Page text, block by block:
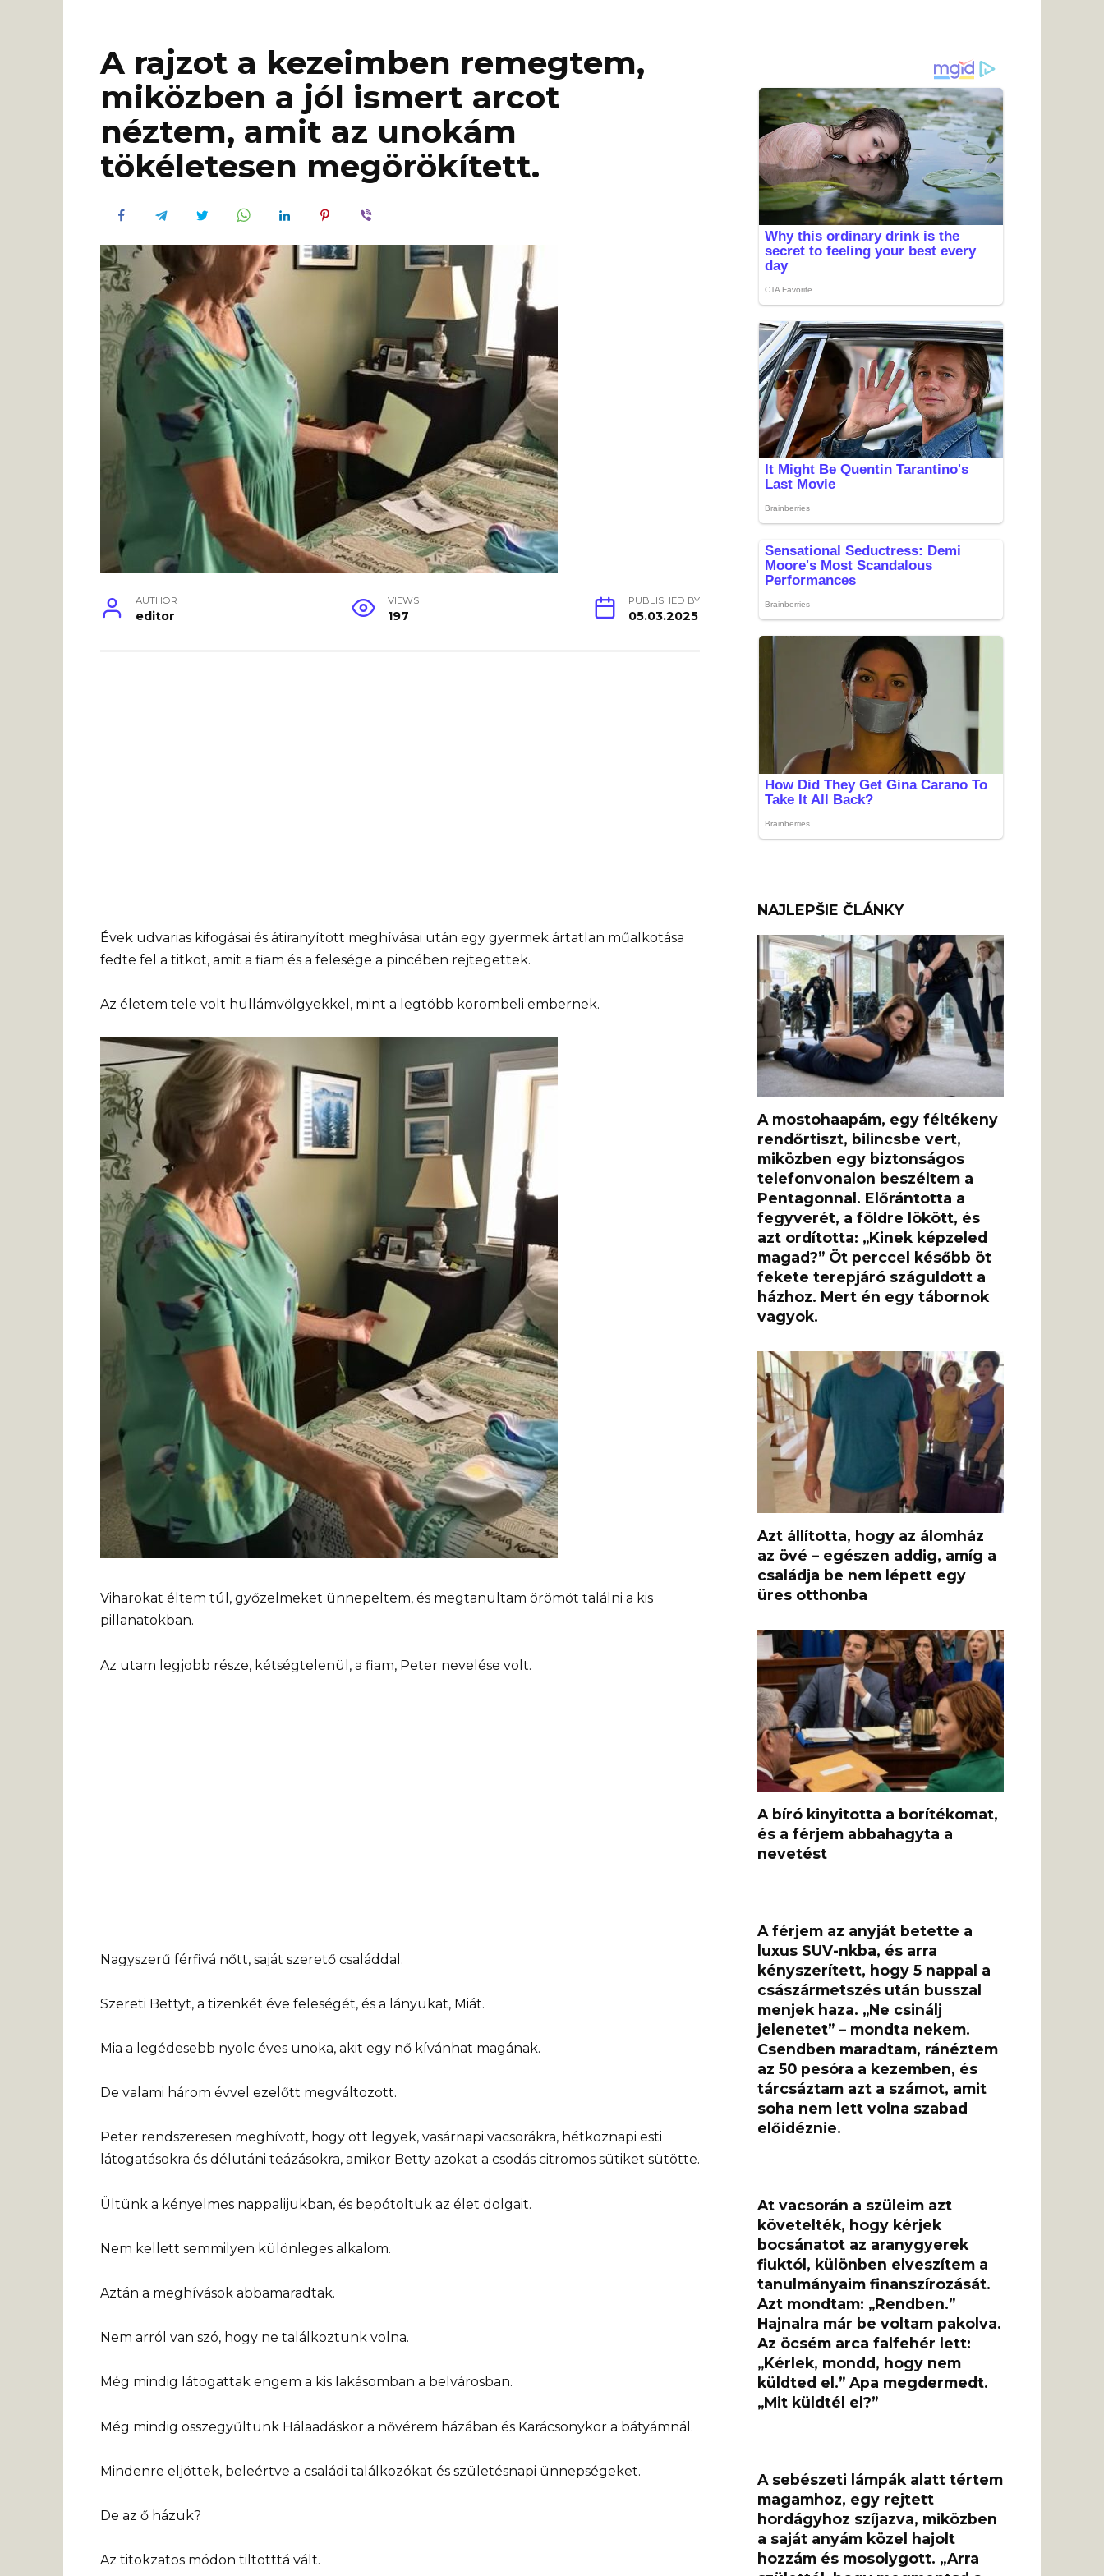
A rajzot a kezeimben remegtem,
miközben a jól ismert arcot
néztem, amit az unokám
tökéletesen megörökített.
AUTHOR
editor
VIEWS
197
PUBLISHED BY
05.03.2025
Évek udvarias kifogásai és átiranyított meghívásai után egy gyermek ártatlan műalkotása
fedte fel a titkot, amit a fiam és a felesége a pincében rejtegettek.
Az életem tele volt hullámvölgyekkel, mint a legtöbb korombeli embernek.
Viharokat éltem túl, győzelmeket ünnepeltem, és megtanultam örömöt találni a kis
pillanatokban.
Az utam legjobb része, kétségtelenül, a fiam, Peter nevelése volt.
Nagyszerű férfivá nőtt, saját szerető családdal.
Szereti Bettyt, a tizenkét éve feleségét, és a lányukat, Miát.
Mia a legédesebb nyolc éves unoka, akit egy nő kívánhat magának.
De valami három évvel ezelőtt megváltozott.
Peter rendszeresen meghívott, hogy ott legyek, vasárnapi vacsorákra, hétköznapi esti
látogatásokra és délutáni teázásokra, amikor Betty azokat a csodás citromos sütiket sütötte.
Ültünk a kényelmes nappalijukban, és bepótoltuk az élet dolgait.
Nem kellett semmilyen különleges alkalom.
Aztán a meghívások abbamaradtak.
Nem arról van szó, hogy ne találkoztunk volna.
Még mindig látogattak engem a kis lakásomban a belvárosban.
Még mindig összegyűltünk Hálaadáskor a nővérem házában és Karácsonykor a bátyámnál.
Mindenre eljöttek, beleértve a családi találkozókat és születésnapi ünnepségeket.
De az ő házuk?
Az titokzatos módon tiltotttá vált.
NAJLEPŠIE ČLÁNKY
A mostohaapám, egy féltékeny
rendőrtiszt, bilincsbe vert,
miközben egy biztonságos
telefonvonalon beszéltem a
Pentagonnal. Előrántotta a
fegyverét, a földre lökött, és
azt ordította: „Kinek képzeled
magad?” Öt perccel később öt
fekete terepjáró száguldott a
házhoz. Mert én egy tábornok
vagyok.
Azt állította, hogy az álomház
az övé – egészen addig, amíg a
családja be nem lépett egy
üres otthonba
A bíró kinyitotta a borítékomat,
és a férjem abbahagyta a
nevetést
A férjem az anyját betette a
luxus SUV-nkba, és arra
kényszerített, hogy 5 nappal a
császármetszés után busszal
menjek haza. „Ne csinálj
jelenetet” – mondta nekem.
Csendben maradtam, ránéztem
az 50 pesóra a kezemben, és
tárcsáztam azt a számot, amit
soha nem lett volna szabad
előidéznie.
At vacsorán a szüleim azt
követelték, hogy kérjek
bocsánatot az aranygyerek
fiuktól, különben elveszítem a
tanulmányaim finanszírozását.
Azt mondtam: „Rendben.”
Hajnalra már be voltam pakolva.
Az öcsém arca falfehér lett:
„Kérlek, mondd, hogy nem
küldted el.” Apa megdermedt.
„Mit küldtél el?”
A sebészeti lámpák alatt tértem
magamhoz, egy rejtett
hordágyhoz szíjazva, miközben
a saját anyám közel hajolt
hozzám és mosolygott. „Arra